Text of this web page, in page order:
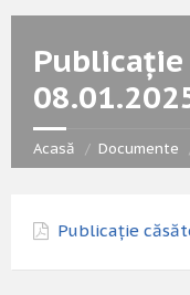
Acasă Documente
Publicație